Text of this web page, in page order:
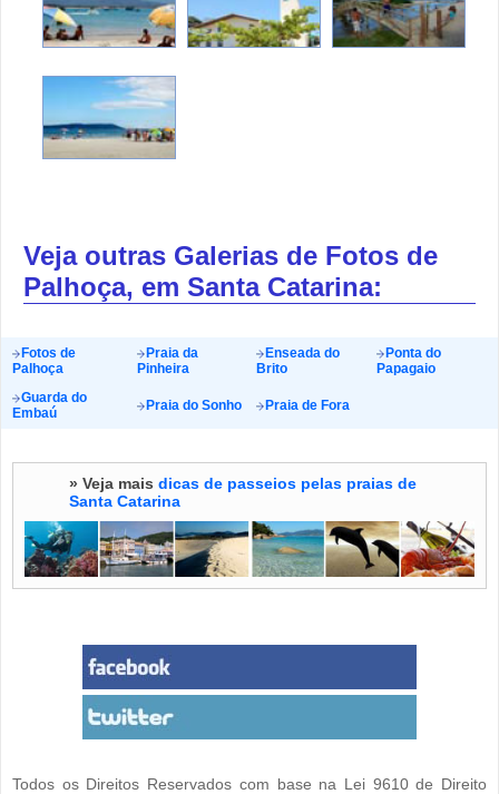
Veja outras Galerias de Fotos de
Palhoça, em Santa Catarina:
Fotos de
Palhoça
Praia da
Pinheira
Enseada do
Brito
Ponta do
Papagaio
Guarda do
Embaú
Praia do Sonho Praia de Fora
» Veja mais dicas de passeios pelas praias de
Santa Catarina
Todos os Direitos Reservados com base na Lei 9610 de Direito